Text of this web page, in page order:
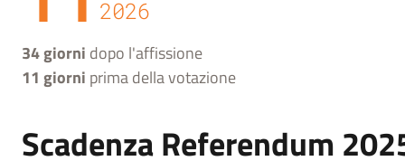
2026
34 giorni dopo l'affissione
11 giorni prima della votazione
Scadenza Referendum